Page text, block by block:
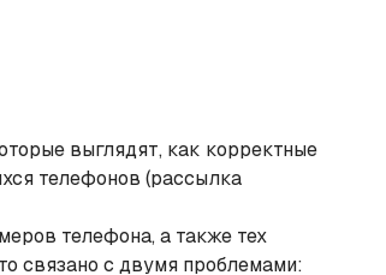
выглядят, как корректные
телефонов (рассылка
телефона, а также тех
связано с двумя проблемами: